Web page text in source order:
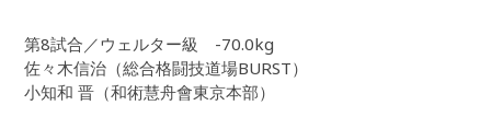
第8試合／ウェルター級 -70.0kg
佐々木信治（総合格闘技道場BURST）
小知和 晋（和術慧舟會東京本部）